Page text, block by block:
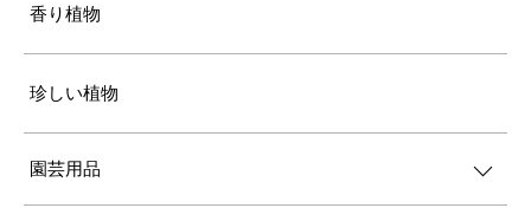
香り植物
珍しい植物
園芸用品